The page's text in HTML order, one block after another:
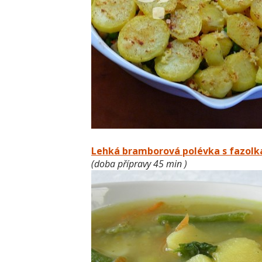
Lehká bramborová polévka s
(doba přípravy 45 min )